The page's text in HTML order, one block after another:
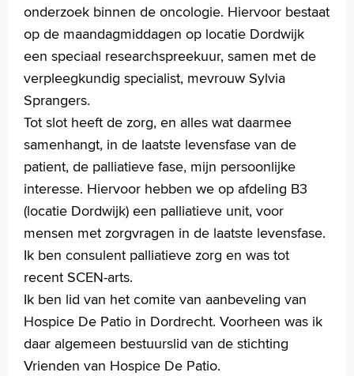
onderzoek binnen de oncologie. Hiervoor bestaat
op de maandagmiddagen op locatie Dordwijk
een speciaal researchspreekuur, samen met de
verpleegkundig specialist, mevrouw Sylvia
Sprangers.
Tot slot heeft de zorg, en alles wat daarmee
samenhangt, in de laatste levensfase van de
patient, de palliatieve fase, mijn persoonlijke
interesse. Hiervoor hebben we op afdeling B3
(locatie Dordwijk) een palliatieve unit, voor
mensen met zorgvragen in de laatste levensfase.
Ik ben consulent palliatieve zorg en was tot
recent SCEN-arts.
Ik ben lid van het comite van aanbeveling van
Hospice De Patio in Dordrecht. Voorheen was ik
daar algemeen bestuurslid van de stichting
Vrienden van Hospice De Patio.